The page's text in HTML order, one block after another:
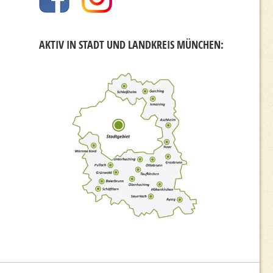
AKTIV IN STADT UND LANDKREIS MÜNCHEN: